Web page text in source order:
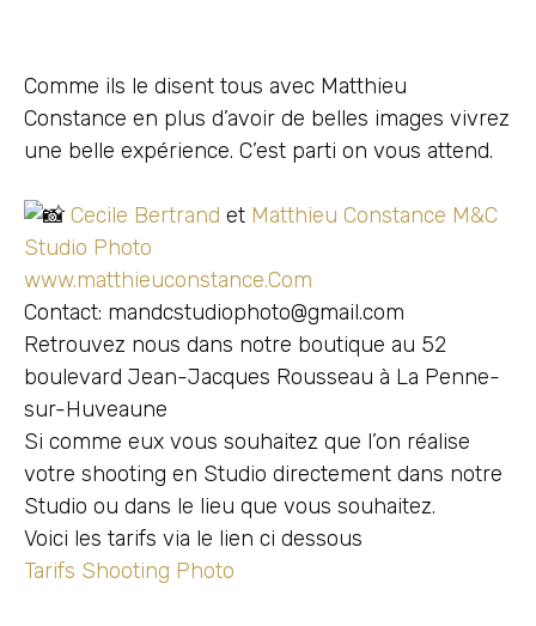
Comme ils le disent tous avec Matthieu
Constance en plus d’avoir de belles images vivrez
une belle expérience. C’est parti on vous attend.
Cecile Bertrand et Matthieu Constance M&C
Studio Photo
www.matthieuconstance.Com
Contact: mandcstudiophoto@gmail.com
Retrouvez nous dans notre boutique au 52
boulevard Jean-Jacques Rousseau à La Penne-
sur-Huveaune
Si comme eux vous souhaitez que l’on réalise
votre shooting en Studio directement dans notre
Studio ou dans le lieu que vous souhaitez.
Voici les tarifs via le lien ci dessous
Tarifs Shooting Photo